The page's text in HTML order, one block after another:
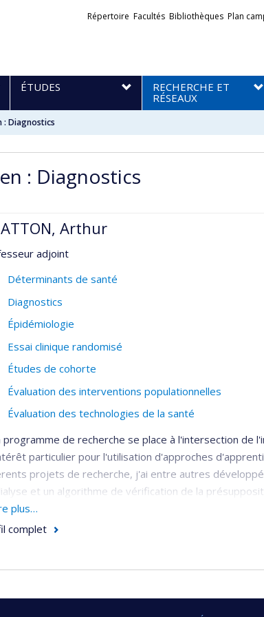
Liens
Répertoire Facultés Bibliothèques Plan
ÉTUDES
RECHERCHE ET
RÉSEAUX
: Diagnostics
: Diagnostics
Arthur
adjoint
Déterminants de santé
Diagnostics
Épidémiologie
Essai clinique randomisé
Études de cohorte
Évaluation des interventions populationnelles
Évaluation des technologies de la santé
programme de recherche se place à l'intersection de
particulier pour l'utilisation d'approches
projets de recherche, j'ai entre autres
et un algorithme de vérification de la
aux analyses de survie, à la médiation, à la
plus…
complet